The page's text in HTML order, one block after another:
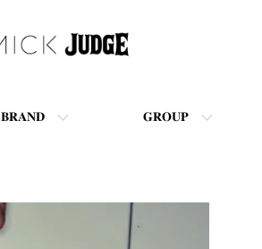
BRAND GROUP